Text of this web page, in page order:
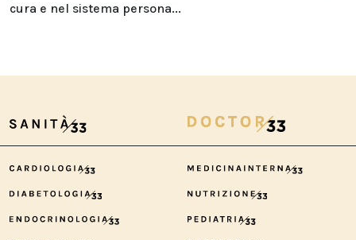
cura e nel sistema persona...